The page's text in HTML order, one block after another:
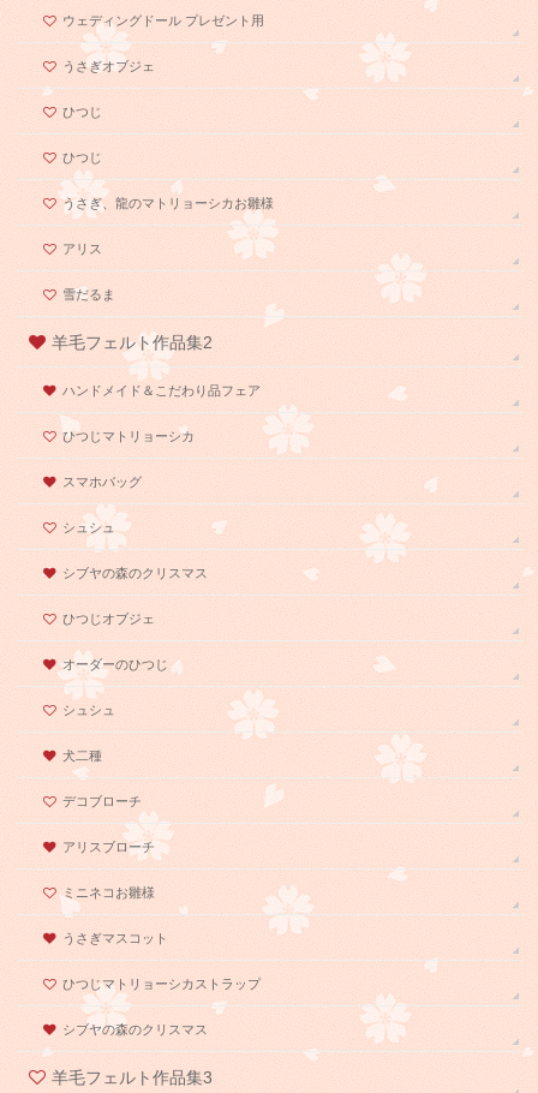
ウェディングドール プレゼント用
うさぎオブジェ
ひつじ
ひつじ
うさぎ、龍のマトリョーシカお雛様
アリス
雪だるま
羊毛フェルト作品集2
ハンドメイド＆こだわり品フェア
ひつじマトリョーシカ
スマホバッグ
シュシュ
シブヤの森のクリスマス
ひつじオブジェ
オーダーのひつじ
シュシュ
犬二種
デコブローチ
アリスブローチ
ミニネコお雛様
うさぎマスコット
ひつじマトリョーシカストラップ
シブヤの森のクリスマス
羊毛フェルト作品集3